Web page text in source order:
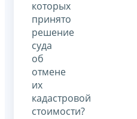
которых
принято
решение
суда
об
отмене
их
кадастровой
стоимости?